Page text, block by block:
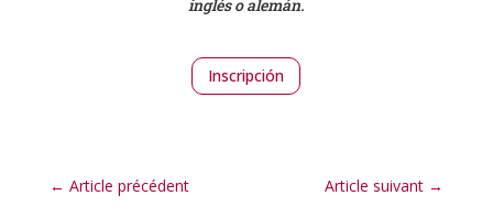
inglés o alemán.
Inscripción
← Article précédent Article suivant →